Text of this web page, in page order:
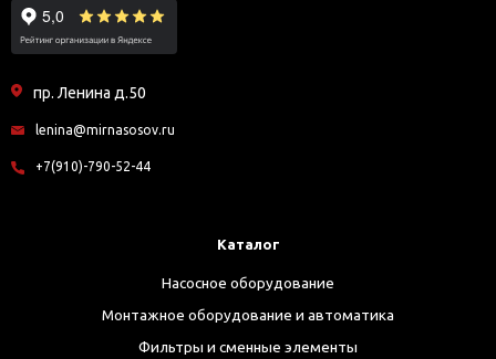
пр. Ленина д.50
lenina@mirnasosov.ru
+7(910)-790-52-44
Каталог
Насосное оборудование
Монтажное оборудование и автоматика
Фильтры и сменные элементы